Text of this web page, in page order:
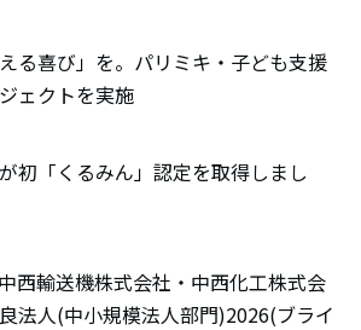
る喜び」を。パリミキ・子ども支援
ェクトを実施
初「くるみん」認定を取得しまし
西輸送機株式会社・中西化工株式会
法人(中小規模法人部門)2026(ブライ